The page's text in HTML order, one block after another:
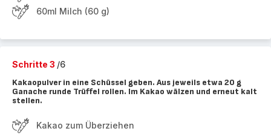
60ml Milch (60 g)
Schritte 3 /6
Kakaopulver in eine Schüssel geben. Aus jeweils etwa 20 g
Ganache runde Trüffel rollen. Im Kakao wälzen und erneut kalt
stellen.
Kakao zum Überziehen